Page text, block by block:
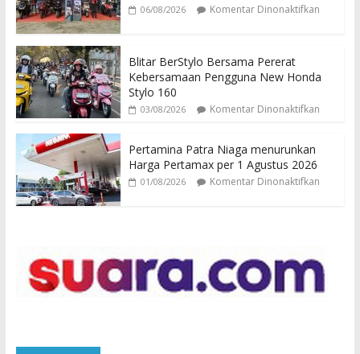
06/08/2026 Komentar Dinonaktifkan
Blitar BerStylo Bersama Pererat
Kebersamaan Pengguna New Honda
Stylo 160
03/08/2026 Komentar Dinonaktifkan
Pertamina Patra Niaga menurunkan
Harga Pertamax per 1 Agustus 2026
01/08/2026 Komentar Dinonaktifkan